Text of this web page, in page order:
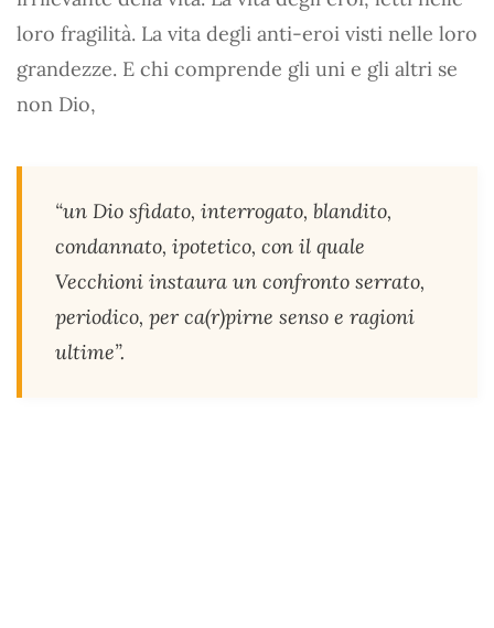
loro fragilità. La vita degli anti-eroi visti nelle loro
grandezze. E chi comprende gli uni e gli altri se
non Dio,
“un Dio sfidato, interrogato, blandito,
condannato, ipotetico, con il quale
Vecchioni instaura un confronto serrato,
periodico, per ca(r)pirne senso e ragioni
ultime”.